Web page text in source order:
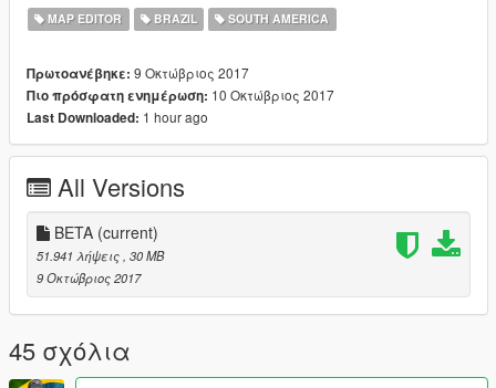
MAP EDITOR BRAZIL SOUTH AMERICA
Πρωτοανέβηκε: 9 Οκτώβριος 2017
Πιο πρόσφατη ενημέρωση: 10 Οκτώβριος 2017
Last Downloaded: 1 hour ago
All Versions
BETA (current)
51.941 λήψεις, 30 MB
9 Οκτώβριος 2017
45 σχόλια